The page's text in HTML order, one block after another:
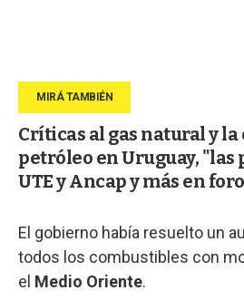
Críticas al gas natural y
petróleo en Uruguay, "las
UTE y Ancap y más en
El gobierno había resuelto un
todos los combustibles con
el Medio Oriente.